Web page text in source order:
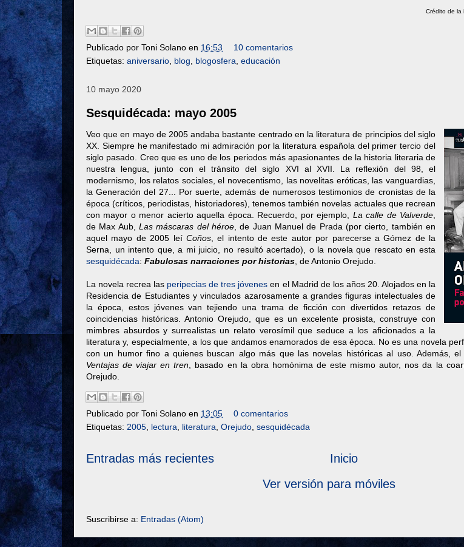
Crédito de la
Publicado por Toni Solano en 16:53
10 comentarios
Etiquetas: aniversario blog blogosfera educación
10 mayo 2020
Sesquidécada: mayo 2005
Veo que en mayo de 2005 andaba bastante centrado en la literatura de principios del siglo
XX. Siempre he manifestado mi admiración por la literatura española del primer tercio del
siglo pasado. Creo que es uno de los periodos más apasionantes de la historia literaria de
nuestra lengua, junto con el tránsito del siglo XVI al XVII. La reflexión del 98, el
modernismo, los relatos sociales, el novecentismo, las novelitas eróticas, las vanguardias,
la Generación del 27... Por suerte, además de numerosos testimonios de cronistas de la
época (críticos, periodistas, historiadores), tenemos también novelas actuales que recrean
con mayor o menor acierto aquella época. Recuerdo, por ejemplo, La calle de Valverde
de Max Aub, Las máscaras del héroe , de Juan Manuel de Prada (por cierto, también en
aquel mayo de 2005 leí Coños, el intento de este autor por parecerse a Gómez de la
Serna, un intento que, a mi juicio, no resultó acertado), o la novela que rescato en esta
sesquidécada: Fabulosas narraciones por historias , de Antonio Orejudo.
La novela recrea las peripecias de tres jóvenes en el Madrid de los años 20. Alojados en la
Residencia de Estudiantes y vinculados azarosamente a grandes figuras intelectuales de
la época, estos jóvenes van tejiendo una trama de ficción con divertidos retazos de
coincidencias históricas. Antonio Orejudo, que es un excelente prosista, construye con
mimbres absurdos y surrealistas un relato verosímil que seduce a los aficionados a la
literatura y, especialmente, a los que andamos enamorados de esa época. No es una novela
con un humor fino a quienes buscan algo más que las novelas históricas al uso. Además,
Ventajas de viajar en tren , basado en la obra homónima de este mismo autor, nos da la
Orejudo.
Publicado por Toni Solano en 13:05
0 comentarios
Etiquetas: 2005 lectura literatura Orejudo sesquidécada
Entradas más recientes
Inicio
Ver versión para móviles
Suscribirse a: Entradas (Atom)